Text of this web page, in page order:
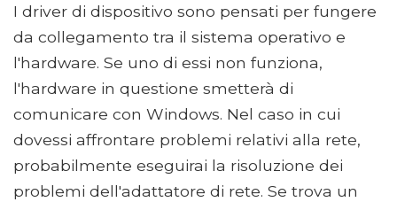
I driver di dispositivo sono pensati per fungere
da collegamento tra il sistema operativo e
l'hardware. Se uno di essi non funziona,
l'hardware in questione smetterà di
comunicare con Windows. Nel caso in cui
dovessi affrontare problemi relativi alla rete,
probabilmente eseguirai la risoluzione dei
problemi dell'adattatore di rete. Se trova un